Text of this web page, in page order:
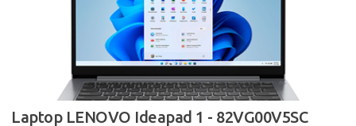
Laptop LENOVO Ideapad 1 - 82VG00V5SC